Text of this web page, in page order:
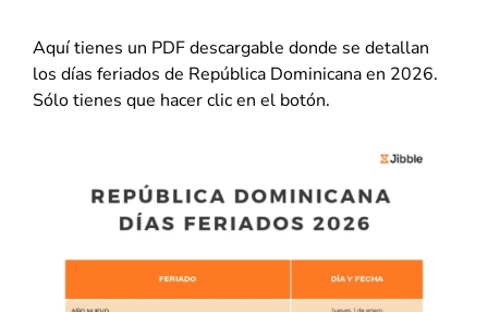
Aquí tienes un PDF descargable donde se detallan
los días feriados de República Dominicana en 2026.
Sólo tienes que hacer clic en el botón.